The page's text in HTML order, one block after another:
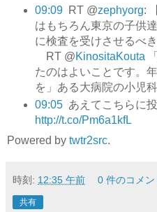
09:09
RT @zephyorg:
はもちろん東京の子供
に検査を受けさせるべ
RT @KinositaKouta
たのはよいことです。
を」ある大病院の小児
09:05 あえてこちらに
http://t.co/Pm6a1kfL
Powered by twtr2src.
時刻: 12:35 午前 0 件のコメン
共有